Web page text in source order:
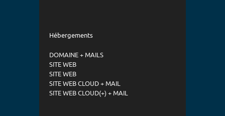
Hébergements
DOMAINE + MAILS
SITE WEB
SITE WEB
SITE WEB CLOUD + MAIL
SITE WEB CLOUD(+) + MAIL